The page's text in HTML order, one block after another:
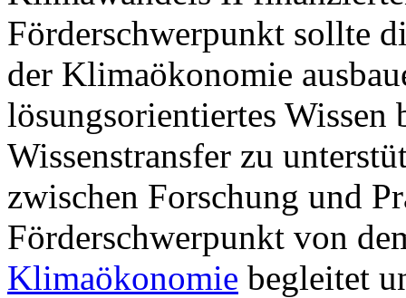
Förderschwerpunkt sollte
der Klimaökonomie
lösungsorientiertes Wissen
Wissenstransfer zu
zwischen Forschung und
Förderschwerpunkt von
Klimaökonomie begleitet